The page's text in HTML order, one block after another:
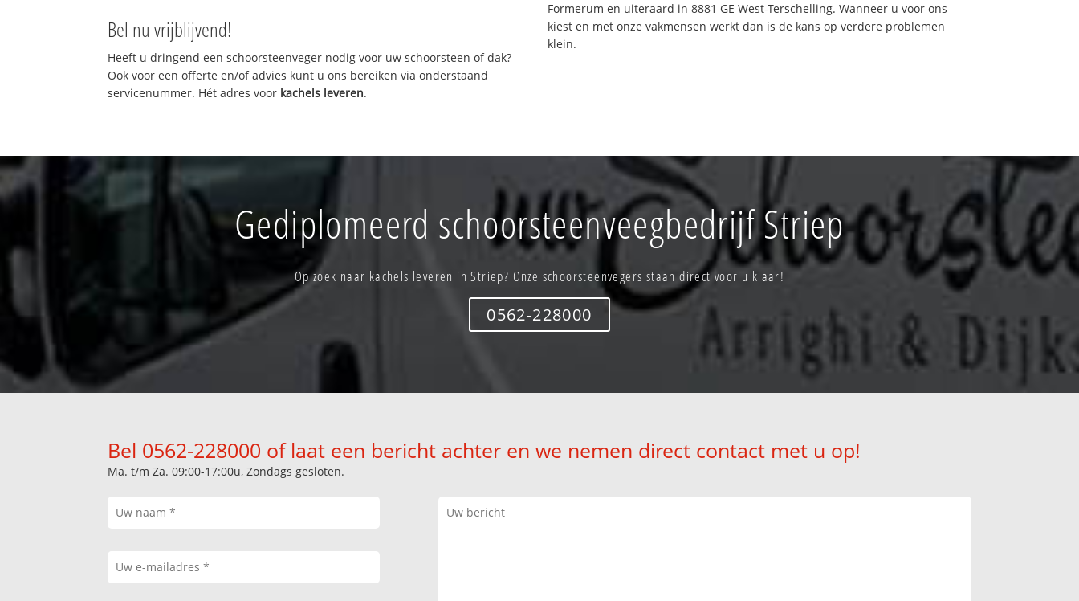
Bel nu vrijblijvend!
Heeft u dringend een schoorsteenveger nodig voor uw schoorsteen of dak?
Ook voor een offerte en/of advies kunt u ons bereiken via onderstaand
servicenummer. Hét adres voor kachels leveren.
Formerum en uiteraard in 8881 GE West-Terschelling. Wanneer u voor ons
kiest en met onze vakmensen werkt dan is de kans op verdere problemen
klein.
Gediplomeerd schoorsteenveegbedrijf Striep
Op zoek naar kachels leveren in Striep? Onze schoorsteenvegers staan direct voor u klaar!
0562-228000
Bel 0562-228000 of laat een bericht achter en we nemen direct contact met u op!
Ma. t/m Za. 09:00-17:00u, Zondags gesloten.